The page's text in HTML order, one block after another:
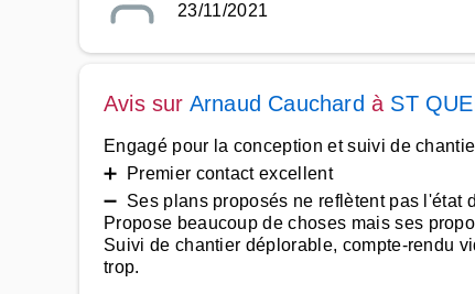
23/11/2021
Avis sur Arnaud Cauchard à ST
Engagé pour la conception et suivi de
➕ Premier contact excellent
➖ Ses plans proposés ne reflètent pas l'état
Propose beaucoup de choses mais ses
Suivi de chantier déplorable, compte-rendu
trop.